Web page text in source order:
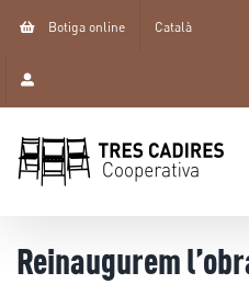
Skip
content
Botiga online Català
Reinaugurem